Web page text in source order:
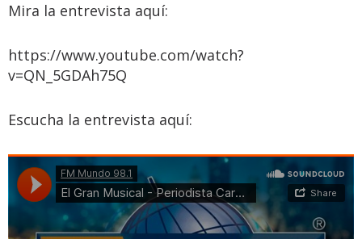
Mira la entrevista aquí:
https://www.youtube.com/watch?
v=QN_5GDAh75Q
Escucha la entrevista aquí: